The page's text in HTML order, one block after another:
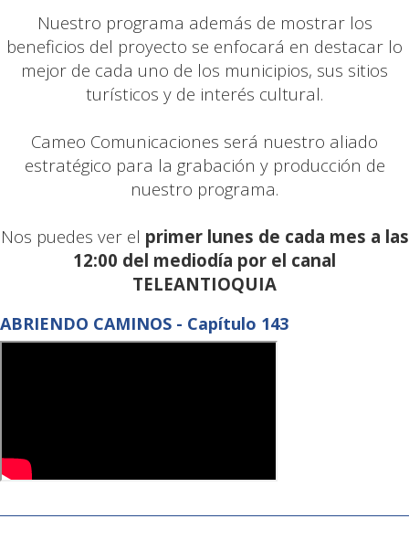
Nuestro programa además de mostrar los
beneficios del proyecto se enfocará en destacar lo
mejor de cada uno de los municipios, sus sitios
turísticos y de interés cultural.
Cameo Comunicaciones será nuestro aliado
estratégico para la grabación y producción de
nuestro programa.
Nos puedes ver el primer lunes de cada mes a las
12:00 del mediodía por el canal
TELEANTIOQUIA
ABRIENDO CAMINOS - Capítulo 143